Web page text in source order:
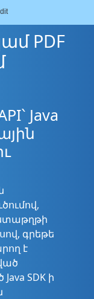
PDF
Java
գրեթե
է
SDK ի